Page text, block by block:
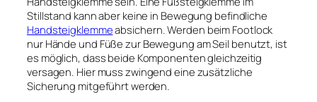
Stillstand kann aber keine in Bewegung befindliche
Handsteigklemmeabsichern. Werden beim Footlock
nur Hände und Füße zur Bewegung am Seil benutzt, ist
es möglich, dass beide Komponenten gleichzeitig
versagen. Hier muss zwingend eine zusätzliche
Sicherung mitgeführt werden.